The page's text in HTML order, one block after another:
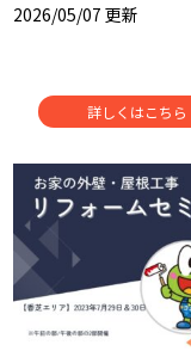
2026/05/07 更新
詳しくはこちら